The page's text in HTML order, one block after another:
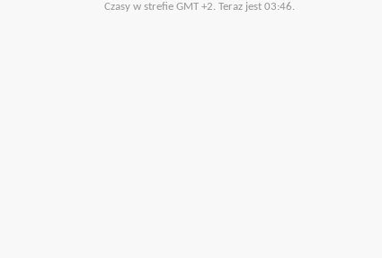
Czasy w strefie GMT +2. Teraz jest 03:46.